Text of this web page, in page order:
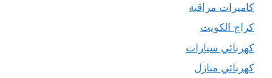
كاميرات مراقبة
كراج الكويت
كهربائي سيارات
كهربائي منازل